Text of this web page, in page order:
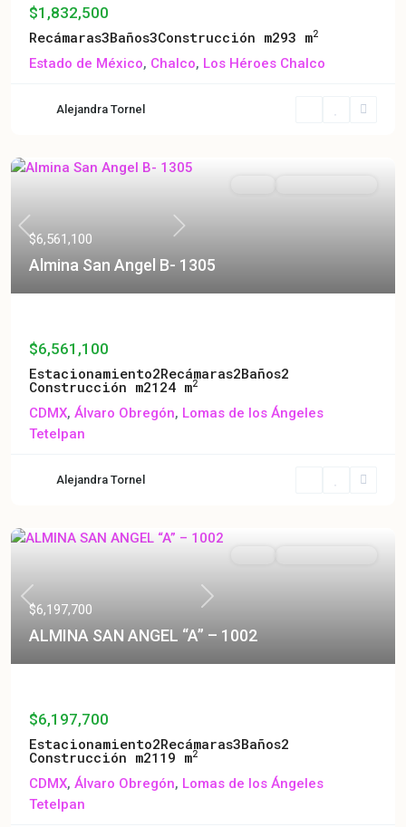
$1,832,500
Recámaras3Baños3Construcción m293 m2
Estado de México, Chalco, Los Héroes Chalco
Alejandra Tornel
Previous Next
$6,561,100
Almina San Angel B- 1305
$6,561,100
Estacionamiento2Recámaras2Baños2
Construcción m2124 m2
CDMX, Álvaro Obregón, Lomas de los Ángeles
Tetelpan
Alejandra Tornel
Previous Next
$6,197,700
ALMINA SAN ANGEL “A” – 1002
$6,197,700
Estacionamiento2Recámaras3Baños2
Construcción m2119 m2
CDMX, Álvaro Obregón, Lomas de los Ángeles
Tetelpan